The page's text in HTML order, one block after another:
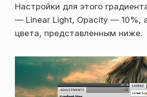
Настройки для этого
— Linear Light, Opacity — 10%,
цвета, представленным ниже.